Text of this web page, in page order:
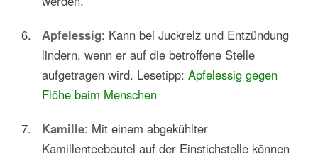
Apfelessig: Kann bei Juckreiz und Entzündung
lindern, wenn er auf die betroffene Stelle
aufgetragen wird. Lesetipp: Apfelessig gegen
Flöhe beim Menschen
Kamille: Mit einem abgekühlter
Kamillenteebeutel auf der Einstichstelle können